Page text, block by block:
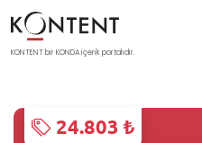
KONTENT bir KONDA içerik portalıdır.
24.803 ₺